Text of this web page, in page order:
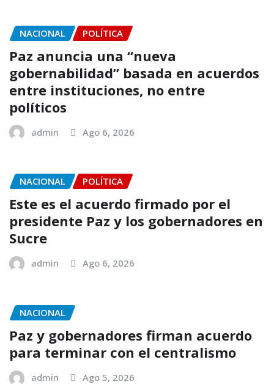
NACIONAL POLÍTICA
Paz anuncia una “nueva
gobernabilidad” basada en acuerdos
entre instituciones, no entre
políticos
admin Ago 6, 2026
NACIONAL POLÍTICA
Este es el acuerdo firmado por el
presidente Paz y los gobernadores en
Sucre
admin Ago 6, 2026
NACIONAL
Paz y gobernadores firman acuerdo
para terminar con el centralismo
admin Ago 5, 2026